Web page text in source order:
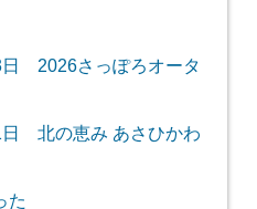
日 2026さっぽろオータ
日 北の恵み あさひかわ
た